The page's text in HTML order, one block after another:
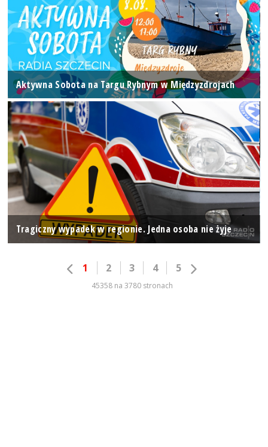
Aktywna Sobota na Targu Rybnym w Międzyzdrojach
Tragiczny wypadek w regionie. Jedna osoba nie żyje
1 2 3 4 5
45358 na 3780 stronach